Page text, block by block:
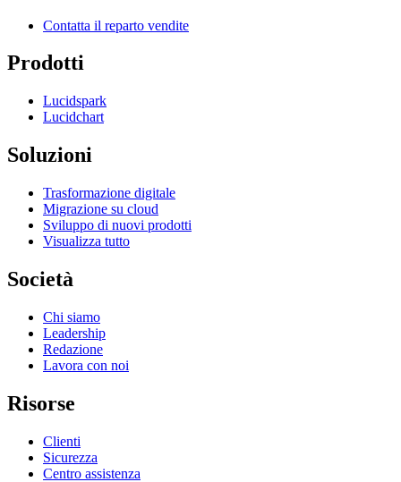
Contatta il reparto vendite
Prodotti
Lucidspark
Lucidchart
Soluzioni
Trasformazione digitale
Migrazione su cloud
Sviluppo di nuovi prodotti
Visualizza tutto
Società
Chi siamo
Leadership
Redazione
Lavora con noi
Risorse
Clienti
Sicurezza
Centro assistenza